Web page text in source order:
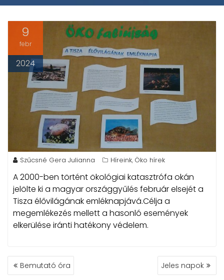
9
febr
2024
Szűcsné Gera Julianna Híreink, Öko hírek
A 2000-ben történt ökológiai katasztrófa okán
jelölte ki a magyar országgyűlés február elsejét a
Tisza élővilágának emléknapjává.Célja a
megemlékezés mellett a hasonló események
elkerülése iránti hatékony védelem.
BEJEGYZÉS
NAVIGÁCIÓ
Bemutató óra Jeles napok